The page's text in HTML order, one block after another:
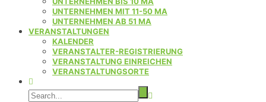
UNTERNEHMEN MIT 11-50 MA
UNTERNEHMEN AB 51 MA
VERANSTALTUNGEN
KALENDER
VERANSTALTER-REGISTRIERUNG
VERANSTALTUNG EINREICHEN
VERANSTALTUNGSORTE